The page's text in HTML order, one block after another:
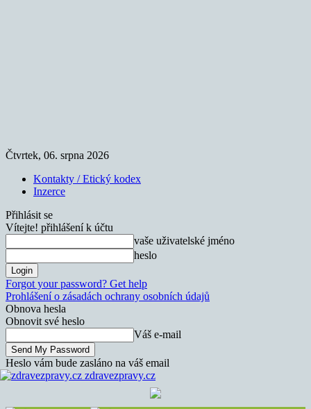
Čtvrtek, 06. srpna 2026
Kontakty / Etický kodex
Inzerce
Přihlásit se
Vítejte! přihlášení k účtu
vaše uživatelské jméno
heslo
Forgot your password? Get help
Prohlášení o zásadách ochrany osobních údajů
Obnova hesla
Obnovit své heslo
Váš e-mail
Heslo vám bude zasláno na váš email
zdravezpravy.cz